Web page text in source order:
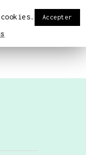
0
vide.
Accepter